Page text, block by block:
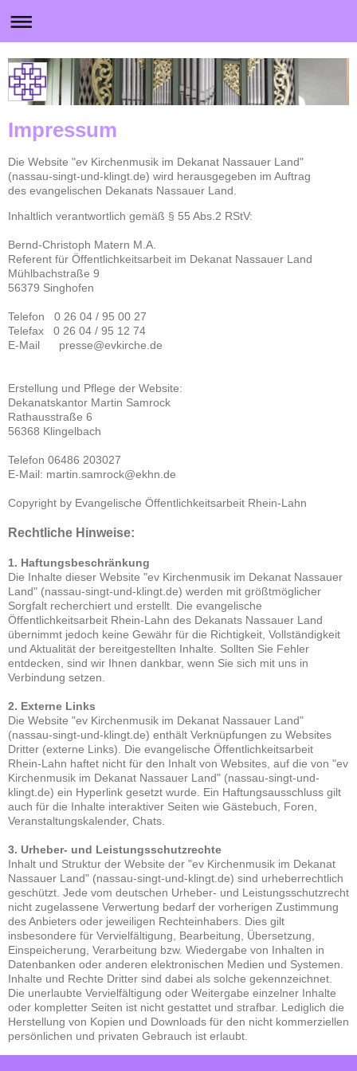
Impressum
Die Website "ev Kirchenmusik im Dekanat Nassauer Land"
(nassau-singt-und-klingt.de) wird herausgegeben im Auftrag
des evangelischen Dekanats Nassauer Land.
Inhaltlich verantwortlich gemäß § 55 Abs.2 RStV:
Bernd-Christoph Matern M.A.
Referent für Öffentlichkeitsarbeit im Dekanat Nassauer Land
Mühlbachstraße 9
56379 Singhofen
Telefon 0 26 04 / 95 00 27
Telefax 0 26 04 / 95 12 74
E-Mail presse@evkirche.de
Erstellung und Pflege der Website:
Dekanatskantor Martin Samrock
Rathausstraße 6
56368 Klingelbach
Telefon 06486 203027
E-Mail: martin.samrock@ekhn.de
Copyright by Evangelische Öffentlichkeitsarbeit Rhein-Lahn
Rechtliche Hinweise:
1. Haftungsbeschränkung
Die Inhalte dieser Website "ev Kirchenmusik im Dekanat Nassauer
Land" (nassau-singt-und-klingt.de) werden mit größtmöglicher
Sorgfalt recherchiert und erstellt. Die evangelische
Öffentlichkeitsarbeit Rhein-Lahn des Dekanats Nassauer Land
übernimmt jedoch keine Gewähr für die Richtigkeit, Vollständigkeit
und Aktualität der bereitgestellten Inhalte. Sollten Sie Fehler
entdecken, sind wir Ihnen dankbar, wenn Sie sich mit uns in
Verbindung setzen.
2. Externe Links
Die Website "ev Kirchenmusik im Dekanat Nassauer Land"
(nassau-singt-und-klingt.de) enthält Verknüpfungen zu Websites
Dritter (externe Links). Die evangelische Öffentlichkeitsarbeit
Rhein-Lahn haftet nicht für den Inhalt von Websites, auf die von "ev
Kirchenmusik im Dekanat Nassauer Land" (nassau-singt-und-
klingt.de) ein Hyperlink gesetzt wurde. Ein Haftungsausschluss gilt
auch für die Inhalte interaktiver Seiten wie Gästebuch, Foren,
Veranstaltungskalender, Chats.
3. Urheber- und Leistungsschutzrechte
Inhalt und Struktur der Website der "ev Kirchenmusik im Dekanat
Nassauer Land" (nassau-singt-und-klingt.de) sind urheberrechtlich
geschützt. Jede vom deutschen Urheber- und Leistungsschutzrecht
nicht zugelassene Verwertung bedarf der vorherigen Zustimmung
des Anbieters oder jeweiligen Rechteinhabers. Dies gilt
insbesondere für Vervielfältigung, Bearbeitung, Übersetzung,
Einspeicherung, Verarbeitung bzw. Wiedergabe von Inhalten in
Datenbanken oder anderen elektronischen Medien und Systemen.
Inhalte und Rechte Dritter sind dabei als solche gekennzeichnet.
Die unerlaubte Vervielfältigung oder Weitergabe einzelner Inhalte
oder kompletter Seiten ist nicht gestattet und strafbar. Lediglich die
Herstellung von Kopien und Downloads für den nicht kommerziellen
persönlichen und privaten Gebrauch ist erlaubt.